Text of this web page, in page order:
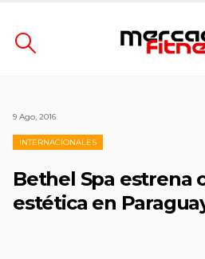
9 Ago, 2016
INTERNACIONALES
Bethel Spa estrena
estética en